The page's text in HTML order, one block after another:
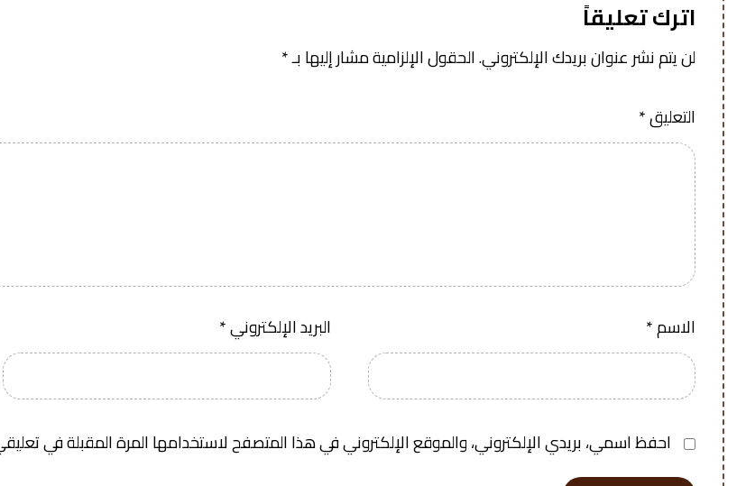
اترك تعليقاً
لن يتم نشر عنوان بريدك الإلكتروني.الحقول الإلزامية مشار إليها بـ*
التعليق*
الاسم* البريد الإلكتروني*
احفظ اسمي، بريدي الإلكتروني، والموقع الإلكتروني في هذا المتصفح لاستخدامها المرة المقبلة في